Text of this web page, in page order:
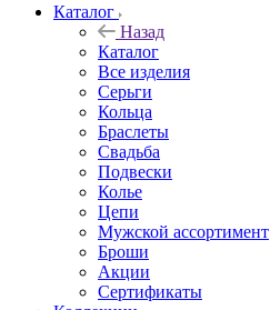
Каталог
Назад
Каталог
Все изделия
Серьги
Кольца
Браслеты
Свадьба
Подвески
Колье
Цепи
Мужской ассортимент
Броши
Акции
Сертификаты